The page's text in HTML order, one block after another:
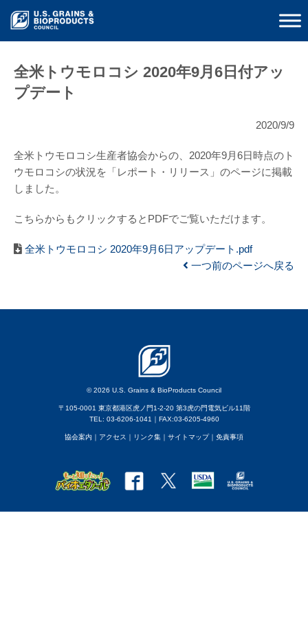
全米トウモロコシ 2020年9月6日付アッ
プデート
2020/9/9
全米トウモロコシ生産者協会からの、2020年9月6日時点のト
ウモロコシの状況を「レポート・リリース」のページに掲載
しました。
こちらからもクリックするとPDFでご覧いただけます。
全米トウモロコシ 2020年9月6日アップデート.pdf
一つ前のページへ戻る
© 2026 U.S. Grains & BioProducts Council
〒105-0001 東京都港区虎ノ門1-2-20 第3虎の門電気ビル11階
TEL: 03-6206-1041｜FAX:03-6205-4960
協会案内 ｜アクセス ｜ リンク集 ｜ サイトマップ｜ 免責事項